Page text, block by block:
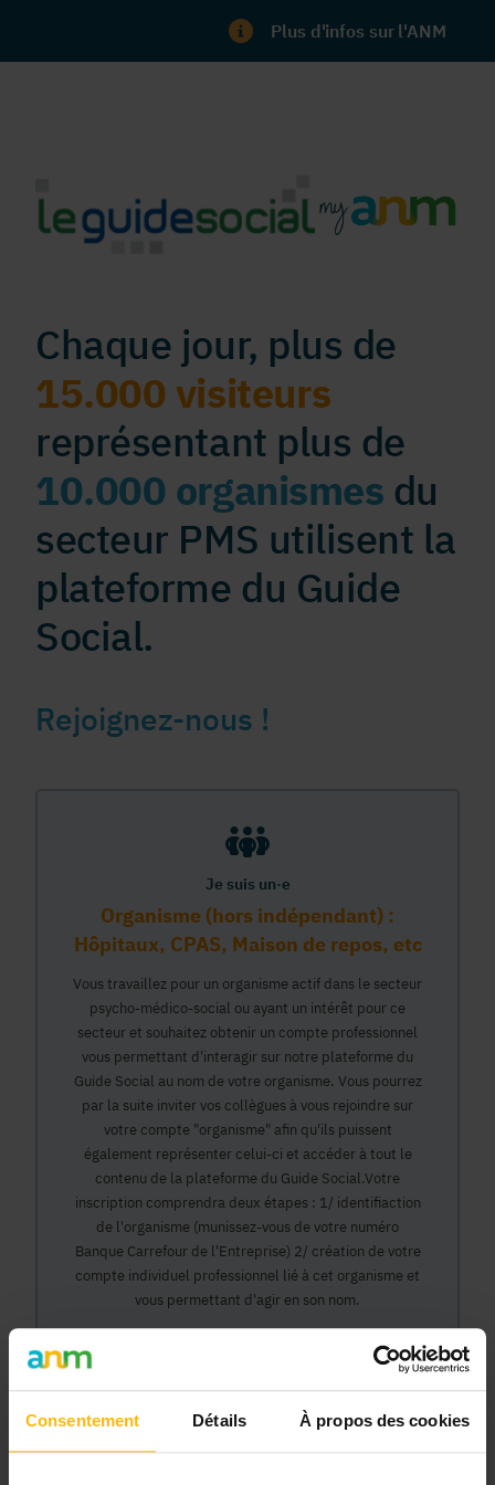
Consentement Détails À propos des cookies
Plus d'infos sur l'ANM
Chaque jour, plus de
15.000 visiteurs
représentant plus de
10.000 organismes du
secteur PMS utilisent la
plateforme du Guide
Social.
Rejoignez-nous !
Je suis un·e
Organisme (hors indépendant) :
Hôpitaux, CPAS, Maison de repos, etc
Vous travaillez pour un organisme actif dans le secteur
psycho-médico-social ou ayant un intérêt pour ce
secteur et souhaitez obtenir un compte professionnel
vous permettant d'interagir sur notre plateforme du
Guide Social au nom de votre organisme. Vous pourrez
par la suite inviter vos collègues à vous rejoindre sur
votre compte "organisme" afin qu'ils puissent
également représenter celui-ci et accéder à tout le
contenu de la plateforme du Guide Social.Votre
inscription comprendra deux étapes : 1/ identifiaction
de l'organisme (munissez-vous de votre numéro
Banque Carrefour de l'Entreprise) 2/ création de votre
compte individuel professionnel lié à cet organisme et
vous permettant d'agir en son nom.